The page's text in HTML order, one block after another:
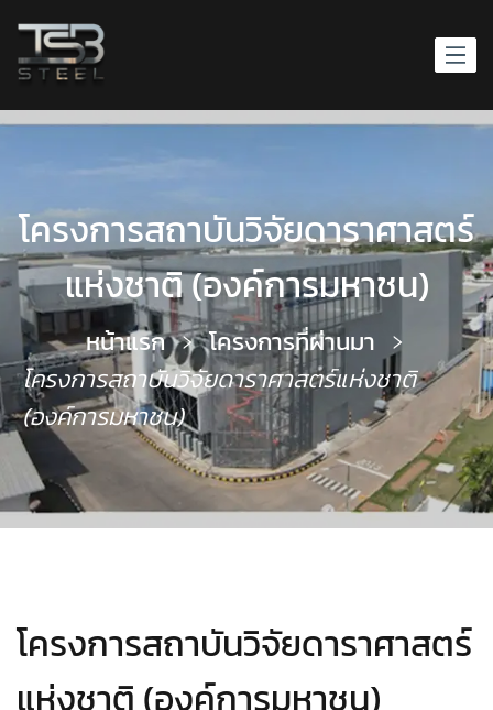
โครงการสถาบันวิจัยดาราศาสตร์
แห่งชาติ (องค์การมหาชน)
หน้าแรก
โครงการที่ผ่านมา
โครงการสถาบันวิจัยดาราศาสตร์แห่งชาติ
(องค์การมหาชน)
โครงการสถาบันวิจัยดาราศาสตร์
แห่งชาติ (องค์การมหาชน)